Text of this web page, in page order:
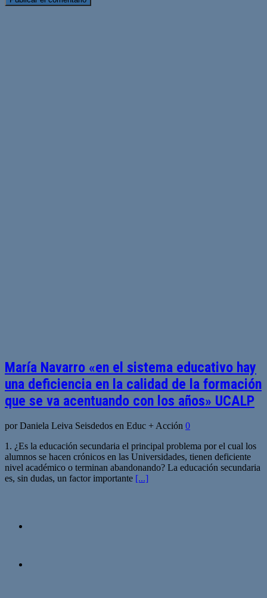
María Navarro «en el sistema educativo hay
una deficiencia en la calidad de la formación
que se va acentuando con los años» UCALP
por Daniela Leiva Seisdedos en Educ + Acción 0
1. ¿Es la educación secundaria el principal problema por el cual los
alumnos se hacen crónicos en las Universidades, tienen deficiente
nivel académico o terminan abandonando? La educación secundaria
es, sin dudas, un factor importante [...]